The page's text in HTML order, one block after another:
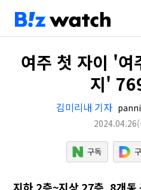
여주 첫 자이 '여
지'
김미리내 기자
2024.04.26